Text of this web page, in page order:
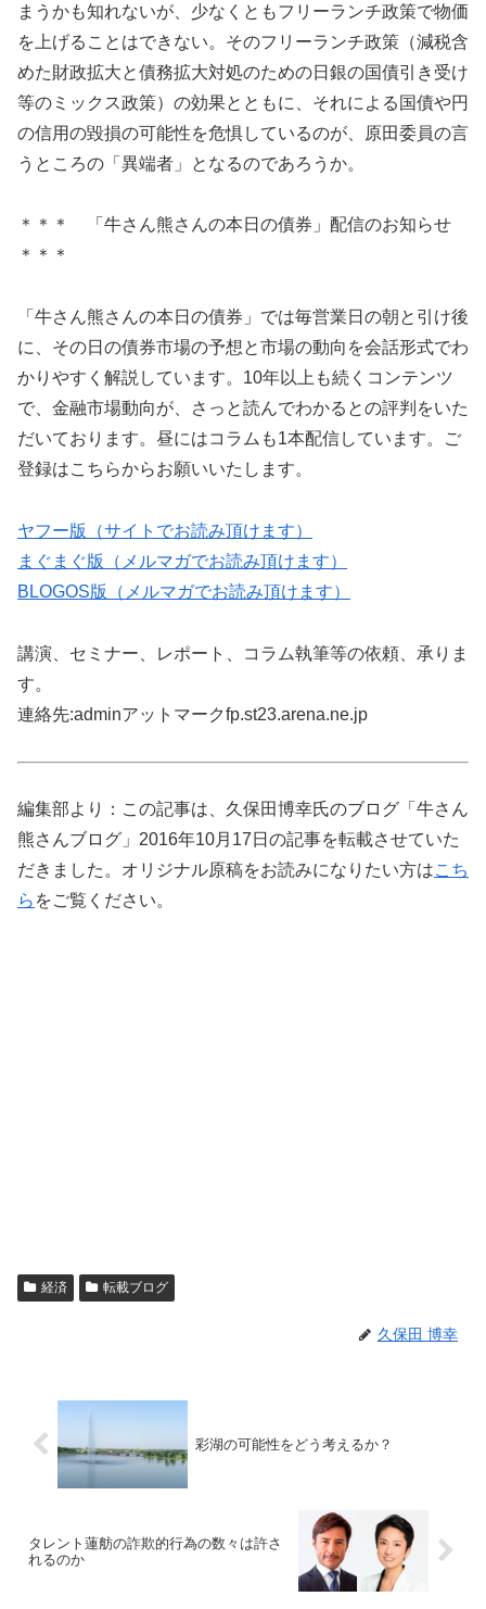
まうかも知れないが、少なくともフリーランチ政策で物価
を上げることはできない。そのフリーランチ政策（減税含
めた財政拡大と債務拡大対処のための日銀の国債引き受け
等のミックス政策）の効果とともに、それによる国債や円
の信用の毀損の可能性を危惧しているのが、原田委員の言
うところの「異端者」となるのであろうか。
＊＊＊ 「牛さん熊さんの本日の債券」配信のお知らせ
＊＊＊
「牛さん熊さんの本日の債券」では毎営業日の朝と引け後
に、その日の債券市場の予想と市場の動向を会話形式でわ
かりやすく解説しています。10年以上も続くコンテンツ
で、金融市場動向が、さっと読んでわかるとの評判をいた
だいております。昼にはコラムも1本配信しています。ご
登録はこちらからお願いいたします。
ヤフー版（サイトでお読み頂けます）
まぐまぐ版（メルマガでお読み頂けます）
BLOGOS版（メルマガでお読み頂けます）
講演、セミナー、レポート、コラム執筆等の依頼、承りま
す。
連絡先:adminアットマークfp.st23.arena.ne.jp
編集部より：この記事は、久保田博幸氏のブログ「牛さん
熊さんブログ」2016年10月17日の記事を転載させていた
だきました。オリジナル原稿をお読みになりたい方はこち
ら をご覧ください。
経済 転載ブログ
久保田 博幸
彩湖の可能性をどう考えるか？
タレント蓮舫の詐欺的行為の数々は許さ
れるのか